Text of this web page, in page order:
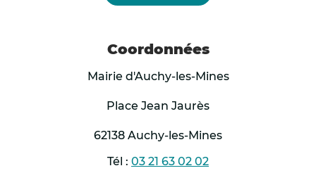
plusieurs arrêtés en vigueur jusqu’à la fin de
la vigilance rouge :
compétitions sportives organisées en
extérieur ou dans des salles non climatisées ;
Interdiction d’accès au massif forestier
Coordonnées
Mairie d'Auchy-les-Mines
Place Jean Jaurès
62138 Auchy-les-Mines
Tél : 03 21 63 02 02